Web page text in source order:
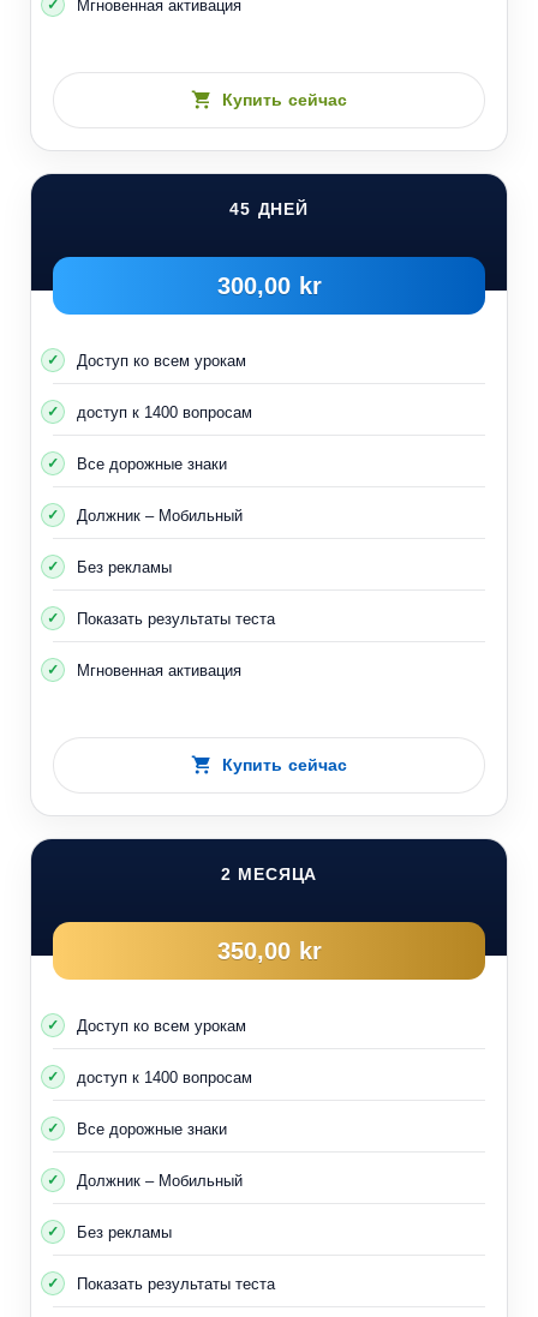
Купить сейчас
45 ДНЕЙ
300,00 kr
Доступ ко всем урокам
доступ к 1400 вопросам
Все дорожные знаки
Должник – Мобильный
Без рекламы
Показать результаты теста
Мгновенная активация
Купить сейчас
2 МЕСЯЦА
350,00 kr
Доступ ко всем урокам
доступ к 1400 вопросам
Все дорожные знаки
Должник – Мобильный
Без рекламы
Показать результаты теста